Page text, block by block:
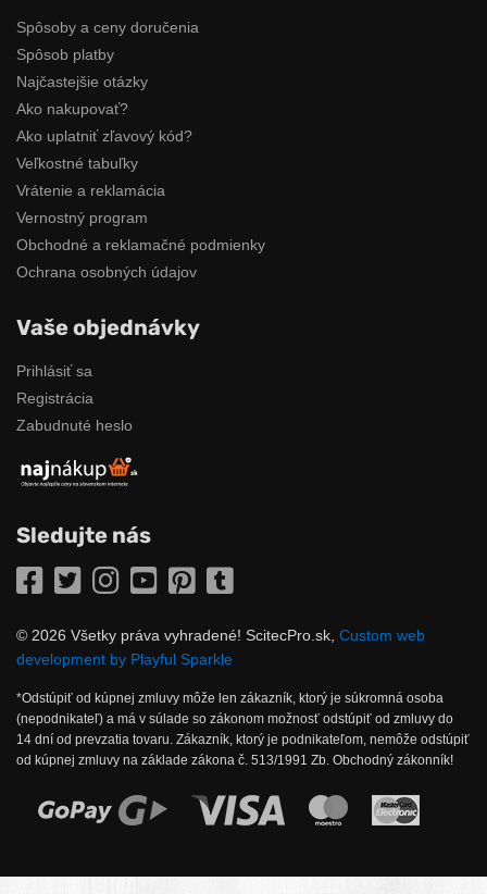
Spôsoby a ceny doručenia
Spôsob platby
Najčastejšie otázky
Ako nakupovať?
Ako uplatniť zľavový kód?
Veľkostné tabuľky
Vrátenie a reklamácia
Vernostný program
Obchodné a reklamačné podmienky
Ochrana osobných údajov
Vaše objednávky
Prihlásiť sa
Registrácia
Zabudnuté heslo
Sledujte nás
Facebook
TwitterInstagramYouTubePinterest
© 2026 Všetky práva vyhradené! ScitecPro.sk, Custom web
development by Playful Sparkle
*Odstúpiť od kúpnej zmluvy môže len zákazník, ktorý je súkromná osoba
(nepodnikateľ) a má v súlade so zákonom možnosť odstúpiť od zmluvy do
14 dní od prevzatia tovaru. Zákazník, ktorý je podnikateľom, nemôže odstúpiť
od kúpnej zmluvy na základe zákona č. 513/1991 Zb. Obchodný zákonník!
Možnosti online platby